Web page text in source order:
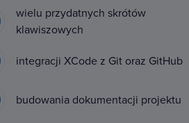
wielu przydatnych skrótów
klawiszowych
integracji XCode z Git oraz GitHub
budowania dokumentacji projektu